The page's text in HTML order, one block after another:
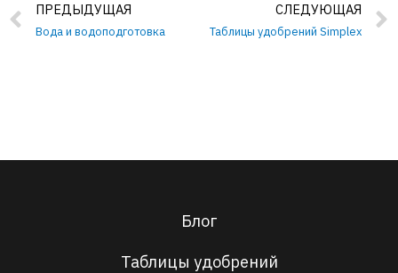
ПРЕДЫДУЩАЯ
Вода и водоподготовка
СЛЕДУЮЩАЯ
Таблицы удобрений Simplex
Блог
Таблицы удобрений